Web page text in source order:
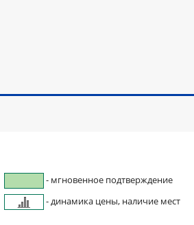
- мгновенное подтверждение
- динамика цены, наличие мест